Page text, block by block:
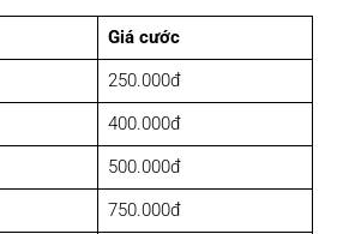
Giá cước
250.000đ
400.000đ
500.000đ
750.000đ